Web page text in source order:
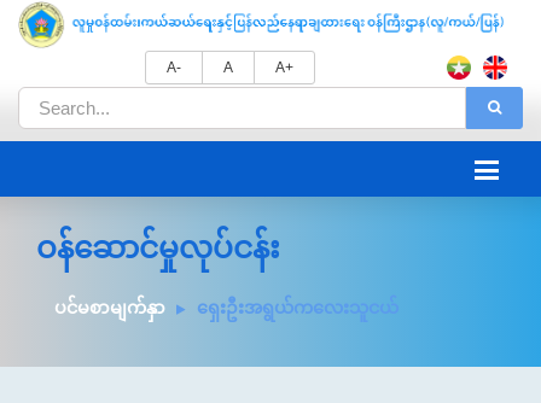
A- A A+
ဝန်ဆောင်မှုလုပ်ငန်း
ပင်မစာမျက်နှာ ရှေးဦးအရွယ်ကလေးသူငယ်